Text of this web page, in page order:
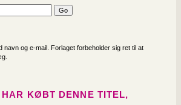
navn og e-mail. Forlaget forbeholder sig ret til at
KØBT DENNE TITEL,